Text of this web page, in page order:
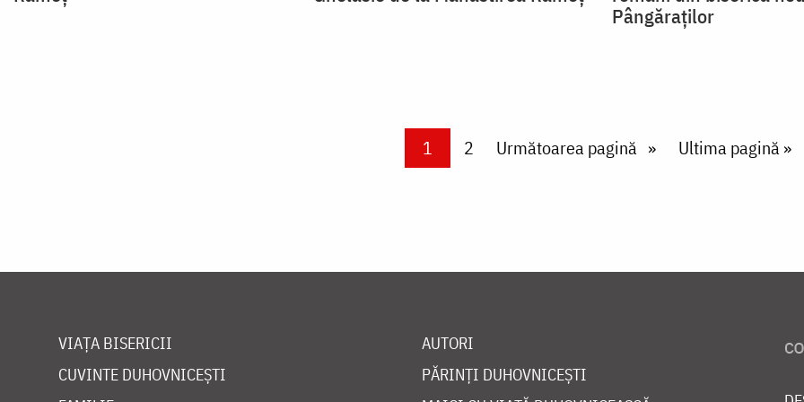
Pângăraţilor
Current page
1 Page
2 Next page
Următoarea pagină Last page
Ultima pagină »
VIAȚA BISERICII
CUVINTE DUHOVNICEȘTI
AUTORI
PĂRINȚI DUHOVNICEȘTI